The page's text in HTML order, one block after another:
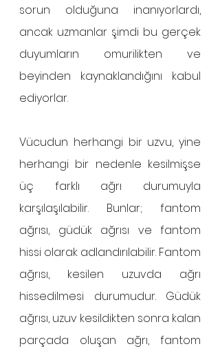
sorun olduğuna inanıyorlardı,
ancak uzmanlar şimdi bu gerçek
duyumların omurilikten ve
beyinden kaynaklandığını kabul
ediyorlar.
Vücudun herhangi bir uzvu, yine
herhangi bir nedenle kesilmişse
üç farklı ağrı durumuyla
karşılaşılabilir. Bunlar; fantom
ağrısı, güdük ağrısı ve fantom
hissi olarak adlandırılabilir. Fantom
ağrısı, kesilen uzuvda ağrı
hissedilmesi durumudur. Güdük
ağrısı, uzuv kesildikten sonra kalan
parçada oluşan ağrı, fantom